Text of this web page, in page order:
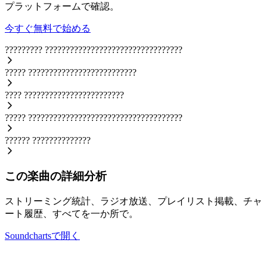
プラットフォームで確認。
今すぐ無料で始める
????????? ?????????????????????????????????
????? ??????????????????????????
???? ????????????????????????
????? ?????????????????????????????????????
?????? ??????????????
この楽曲の詳細分析
ストリーミング統計、ラジオ放送、プレイリスト掲載、チャ
ート履歴、すべてを一か所で。
Soundchartsで開く